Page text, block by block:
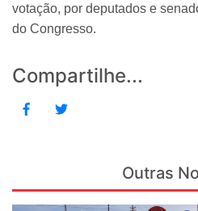
votação, por deputados e
do Congresso.
Compartilhe...
Outras